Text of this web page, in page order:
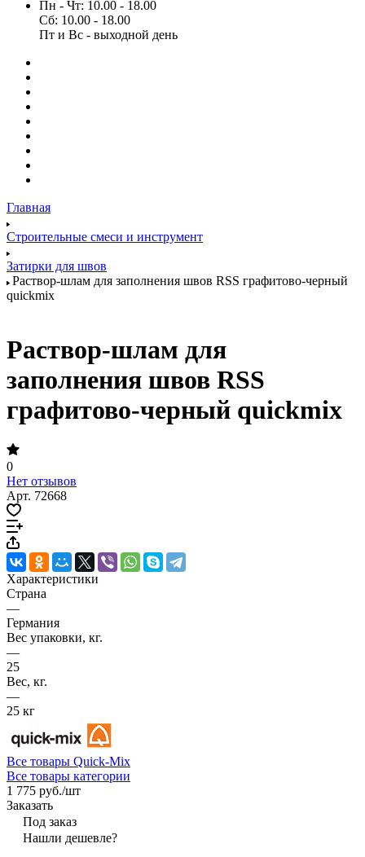
Пн - Чт: 10.00 - 18.00
Сб: 10.00 - 18.00
Пт и Вс - выходной день
Главная
Строительные смеси и инструмент
Затирки для швов
Раствор-шлам для заполнения швов RSS графитово-черный
quickmix
Раствор-шлам для
заполнения швов RSS
графитово-черный quickmix
0
Нет отзывов
Арт. 72668
Характеристики
Страна
—
Германия
Вес упаковки, кг.
—
25
Вес, кг.
—
25 кг
Все товары Quick-Mix
Все товары категории
1 775 руб./шт
Заказать
Под заказ
Нашли дешевле?